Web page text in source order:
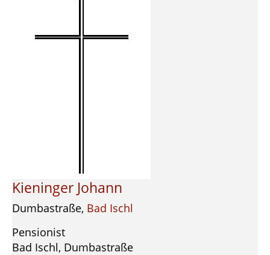
Kieninger Johann
Dumbastraße, Bad Ischl
Pensionist
Bad Ischl, Dumbastraße